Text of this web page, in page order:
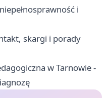
i
skargi i porady
w Tarnowie -